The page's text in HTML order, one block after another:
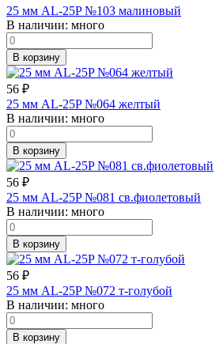
25 мм AL-25P №103 малиновый
В наличии: много
В корзину
56 ₽
25 мм AL-25P №064 желтый
В наличии: много
В корзину
56 ₽
25 мм AL-25P №081 св.фиолетовый
В наличии: много
В корзину
56 ₽
25 мм AL-25P №072 т-голубой
В наличии: много
В корзину